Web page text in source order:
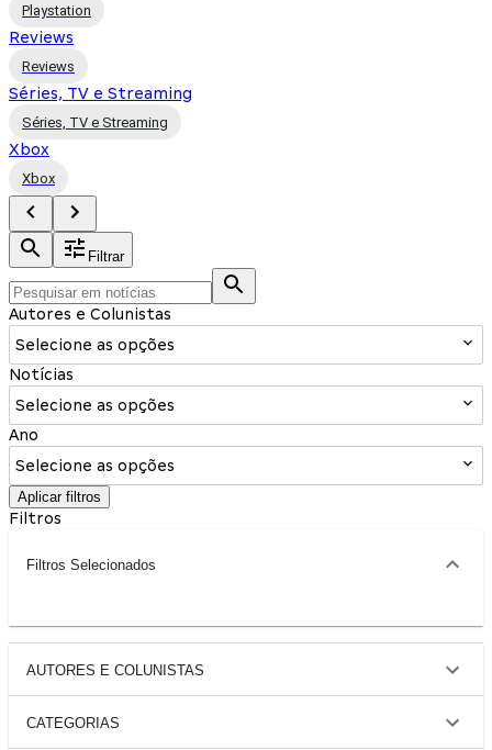
Playstation
Reviews
Reviews
Séries, TV e Streaming
Séries, TV e Streaming
Xbox
Xbox
Filtrar
Autores e Colunistas
Selecione as opções
Notícias
Selecione as opções
Ano
Selecione as opções
Aplicar filtros
Filtros
Filtros Selecionados
AUTORES E COLUNISTAS
CATEGORIAS